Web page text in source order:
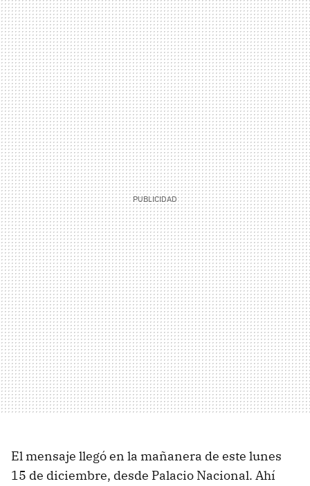
El mensaje llegó en la mañanera de este lunes
15 de diciembre, desde Palacio Nacional. Ahí